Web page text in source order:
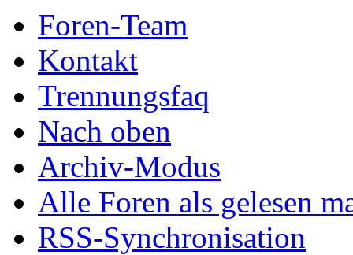
Foren-Team
Kontakt
Trennungsfaq
Nach oben
Archiv-Modus
Alle Foren als gelesen
RSS-Synchronisation